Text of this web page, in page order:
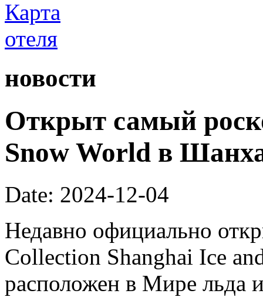
новости
Открыт самый
Snow World в
Date: 2024-12-04
Недавно официально
Collection Shanghai Ice
расположен в Мире льда